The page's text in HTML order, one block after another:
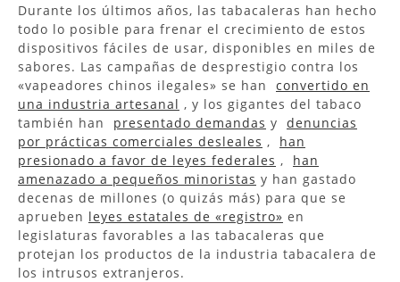
Durante los últimos años, las tabacaleras han hecho
todo lo posible para frenar el crecimiento de estos
dispositivos fáciles de usar, disponibles en miles de
sabores. Las campañas de desprestigio contra los
«vapeadores chinos ilegales» se han convertido en
una industria artesanal , y los gigantes del tabaco
también han presentado demandas y denuncias
por prácticas comerciales desleales , han
presionado a favor de leyes federales , han
amenazado a pequeños minoristas y han gastado
decenas de millones (o quizás más) para que se
aprueben leyes estatales de «registro» en
legislaturas favorables a las tabacaleras que
protejan los productos de la industria tabacalera de
los intrusos extranjeros.